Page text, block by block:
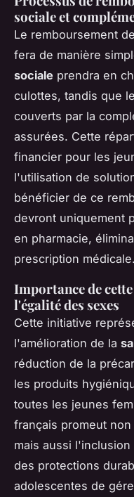
sociale et
Le remboursement
fera de manière
sociale prendra en
culottes, tandis que
couverts par la
assurées. Cette
financier pour les
l'utilisation de
bénéficier de ce
devront uniquement
en pharmacie,
prescription médicale.
Importance de
l'égalité des sexes
Cette initiative
l'amélioration de la
réduction de la
les produits
toutes les jeunes
français promeut
mais aussi
des protections
adolescentes de